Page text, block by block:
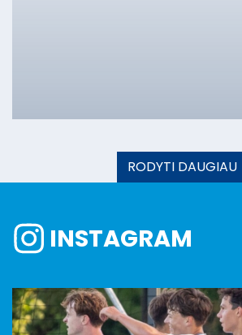
RODYTI DAUGIAU
INSTAGRAM